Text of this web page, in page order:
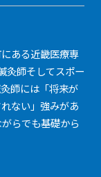
ある近畿医療専
灸師そしてスポー
師には「将来が
ない」強みがあ
らでも基礎から